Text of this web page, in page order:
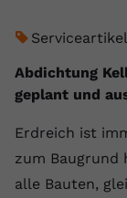
Serviceartikel
Abdichtung
geplant und
Erdreich ist
zum Baugrund
alle Bauten,